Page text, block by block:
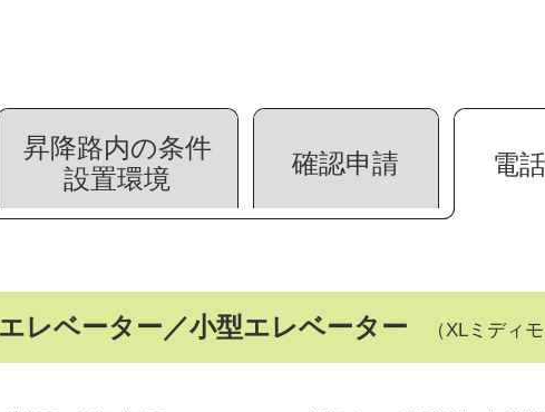
昇降路内の条件
設置環境
確認申請 電
レベーター／小型エレベーター （XLミディモ